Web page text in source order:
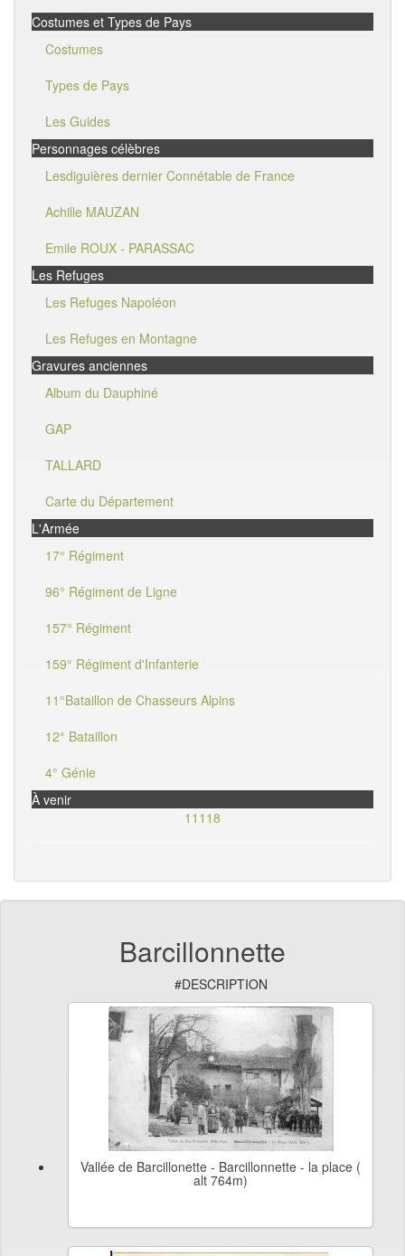
Costumes et Types de Pays
Costumes
Types de Pays
Les Guides
Personnages célèbres
Lesdiguières dernier Connétable de France
Achille MAUZAN
Emile ROUX - PARASSAC
Les Refuges
Les Refuges Napoléon
Les Refuges en Montagne
Gravures anciennes
Album du Dauphiné
GAP
TALLARD
Carte du Département
L'Armée
17° Régiment
96° Régiment de Ligne
157° Régiment
159° Régiment d'Infanterie
11°Bataillon de Chasseurs Alpins
12° Bataillon
4° Génie
À venir
11118
Barcillonnette
#DESCRIPTION
Vallée de Barcillonette - Barcillonnette - la place (
alt 764m)